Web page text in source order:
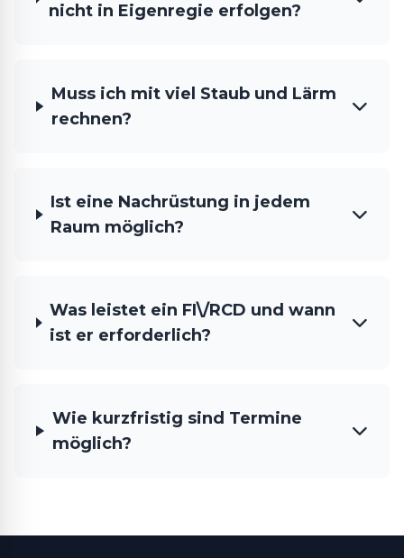
nicht in Eigenregie erfolgen?
Muss ich mit viel Staub und Lärm
rechnen?
Ist eine Nachrüstung in jedem
Raum möglich?
Was leistet ein FI\/RCD und wann
ist er erforderlich?
Wie kurzfristig sind Termine
möglich?